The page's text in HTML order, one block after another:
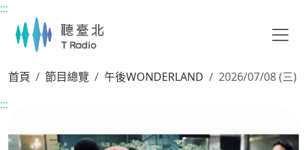
主要內容區塊
:::
首頁 節目總覽 午後WONDERLAND
2026/07/08 (三)
:::